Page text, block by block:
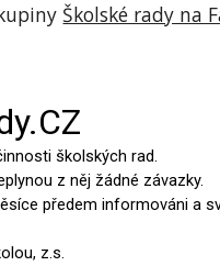
Školské rady na